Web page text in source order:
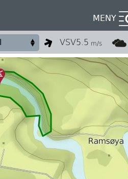
MENY
VSV5.5 m/s